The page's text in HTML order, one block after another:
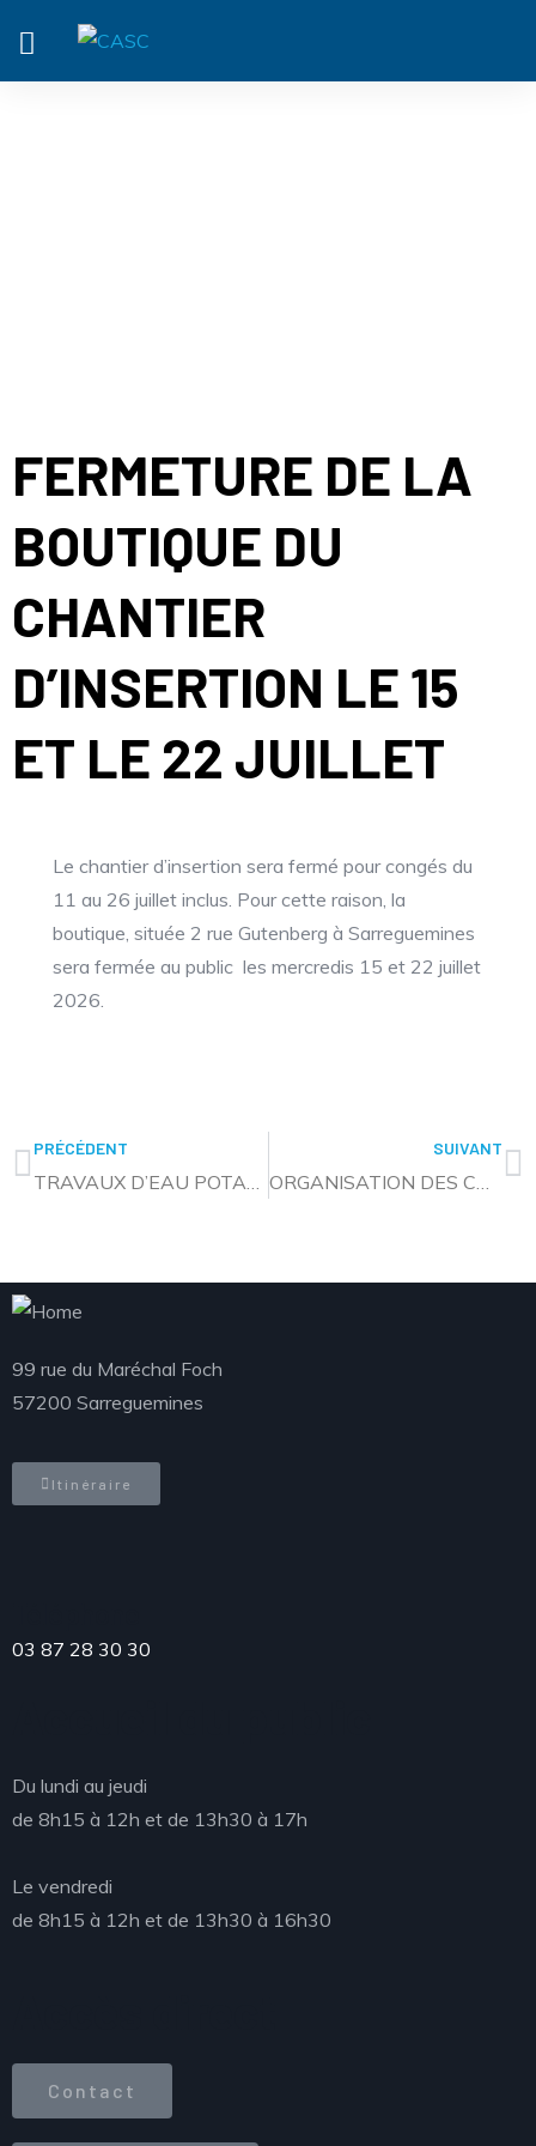
FERMETURE DE LA
BOUTIQUE DU
CHANTIER
D’INSERTION LE 15
ET LE 22 JUILLET
Le chantier d’insertion sera fermé pour congés du
11 au 26 juillet inclus. Pour cette raison, la
boutique, située 2 rue Gutenberg à Sarreguemines
sera fermée au public les mercredis 15 et 22 juillet
2026.
PRÉCÉDENT
TRAVAUX D’EAU POTABLE – SARREGUEMINES
SUIVANT
ORGANISATION DES COLLECTES DU 14 JUILLET 2026
99 rue du Maréchal Foch
57200 Sarreguemines
Itinéraire
03 87 28 30 30
Du lundi au jeudi
de 8h15 à 12h et de 13h30 à 17h
Le vendredi
de 8h15 à 12h et de 13h30 à 16h30
Contact